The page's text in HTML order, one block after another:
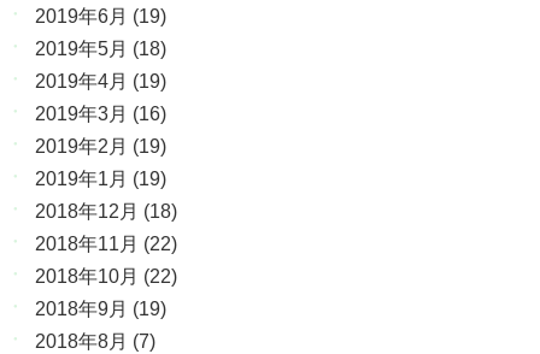
2019年6月 (19)
2019年5月 (18)
2019年4月 (19)
2019年3月 (16)
2019年2月 (19)
2019年1月 (19)
2018年12月 (18)
2018年11月 (22)
2018年10月 (22)
2018年9月 (19)
2018年8月 (7)